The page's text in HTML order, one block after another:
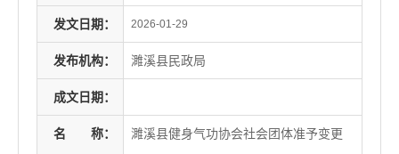
发文日期： 2026-01-29
发布机构： 濉溪县民政局
成文日期：
名 称：
濉溪县健身气功协会社会团体准予变更